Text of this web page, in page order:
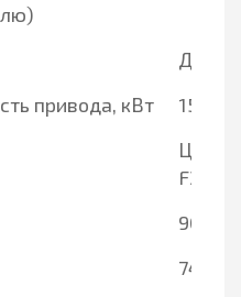
Д-
привода, кВт
154,4
90-
74-150